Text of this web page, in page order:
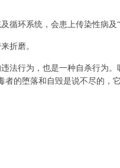
环系统，会患上传染性病及“
折磨。
行为，也是一种自杀行为。
的堕落和自毁是说不尽的，